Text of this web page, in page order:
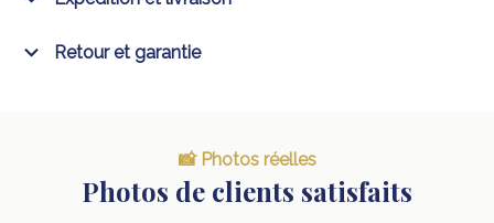
Retour et garantie
📸 Photos réelles
Photos de clients satisfaits